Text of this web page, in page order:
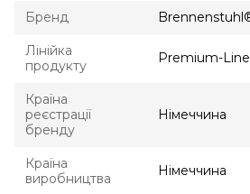
Бренд
Лінійка
продукту
Premium-Line
Країна
реєстрації
бренду
Німеччина
Країна
виробництва
Німеччина